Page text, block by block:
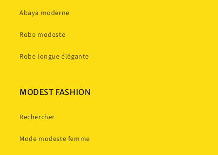
Abaya moderne
Robe modeste
Robe longue élégante
MODEST FASHION
Rechercher
Mode modeste femme